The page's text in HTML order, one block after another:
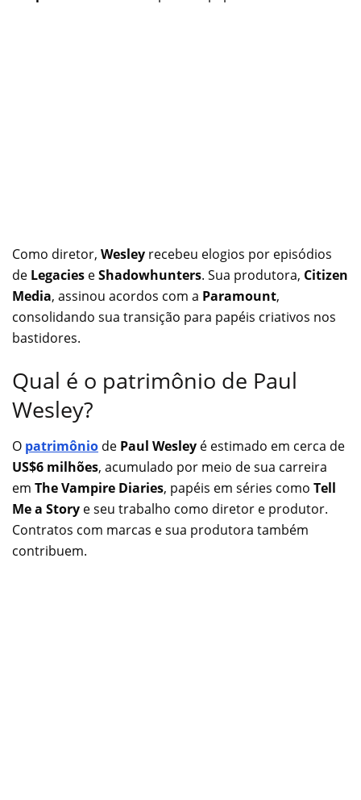
Como diretor, Wesley recebeu elogios por episódios
de Legacies eShadowhunters. Sua produtora, Citizen
Media, assinou acordos com a Paramount,
consolidando sua transição para papéis criativos nos
bastidores.
Qual é o patrimônio de Paul
Wesley?
O patrimônio de Paul Wesley é estimado em cerca de
US$6 milhões, acumulado por meio de sua carreira
em The Vampire Diaries, papéis em séries como Tell
Me a Story e seu trabalho como diretor e produtor.
Contratos com marcas e sua produtora também
contribuem.